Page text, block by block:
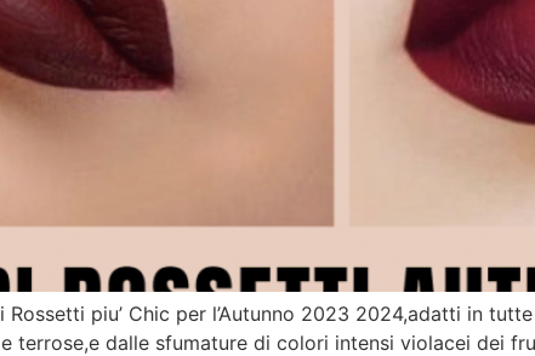
piu’ Chic per l’Autunno 2023 2024,adatti in
terrose,e dalle sfumature di colori intensi violacei dei